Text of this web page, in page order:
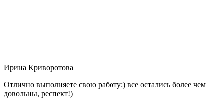
Ирина Криворотова
Отлично выполняете свою работу:) все остались более чем
довольны, респект!)